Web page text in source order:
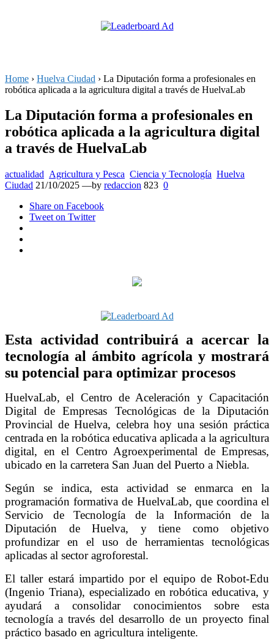
Home › Huelva Ciudad › La Diputación forma a profesionales en
robótica aplicada a la agricultura digital a través de HuelvaLab
La Diputación forma a profesionales en
robótica aplicada a la agricultura digital
a través de HuelvaLab
actualidad Agricultura y Pesca Ciencia y Tecnología Huelva
Ciudad Posted
21/10/2025 —by redaccion 823 0
Share on Facebook
Tweet on Twitter
Esta actividad contribuirá a acercar la
tecnología al ámbito agrícola y mostrará
su potencial para optimizar procesos
HuelvaLab, el Centro de Aceleración y Capacitación
Digital de Empresas Tecnológicas de la Diputación
Provincial de Huelva, celebra hoy una sesión práctica
centrada en la robótica educativa aplicada a la agricultura
digital, en el Centro Agroexperimental de Empresas,
ubicado en la carretera San Juan del Puerto a Niebla.
Según se indica, esta actividad se enmarca en la
programación formativa de HuelvaLab, que coordina el
Servicio de Tecnología de la Información de la
Diputación de Huelva, y tiene como objetivo
profundizar en el uso de herramientas tecnológicas
aplicadas al sector agroforestal.
El taller estará impartido por el equipo de Robot-Edu
(Ingenio Triana), especializado en robótica educativa, y
ayudará a consolidar conocimientos sobre esta
tecnología a través del desarrollo de un proyecto final
práctico basado en agricultura inteligente.